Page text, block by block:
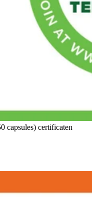
capsules) certificaten